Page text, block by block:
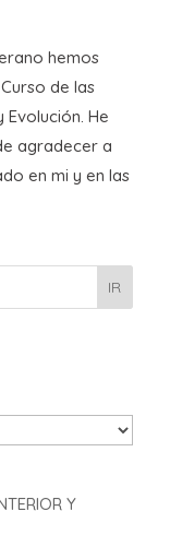
hemos
de las
He
agradecer a
en mi y en las
IR
Y